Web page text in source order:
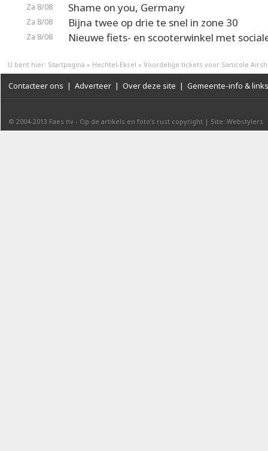
Za 8/08 Shame on you, Germany
Za 8/08 Bijna twee op drie te snel in zone 30
Za 8/08 Nieuwe fiets- en scooterwinkel met
U bent hier: Startpagina » Hechtel-Eksel » Voordelige tickets voor Sanicole
Contacteer ons | Adverteer | Over deze site | Gemeente-info & links
© 2004-2013 Faes nv - Op de artikels en foto’s rust copyright | Site: Webstylers